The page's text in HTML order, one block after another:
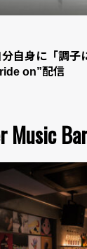
自身に「調子
on”配信
Music